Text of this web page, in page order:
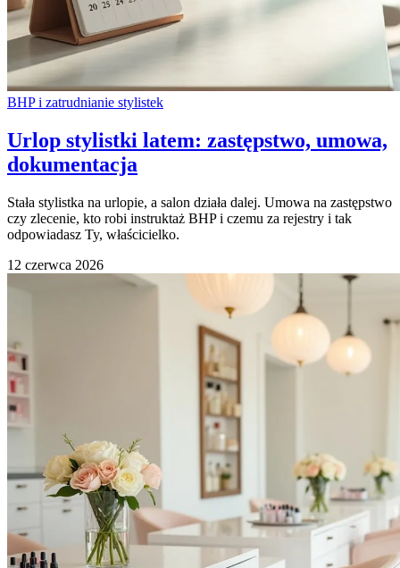
BHP i zatrudnianie stylistek
Urlop stylistki latem: zastępstwo, umowa,
dokumentacja
Stała stylistka na urlopie, a salon działa dalej. Umowa na zastępstwo
czy zlecenie, kto robi instruktaż BHP i czemu za rejestry i tak
odpowiadasz Ty, właścicielko.
12 czerwca 2026